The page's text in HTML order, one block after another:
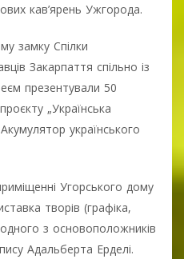
кав’ярень Ужгорода.
замку Спілки
Закарпаття спільно із
презентували 50
„Українська
українського
Угорського дому
творів (графіка,
з основоположників
Адальберта Ерделі.